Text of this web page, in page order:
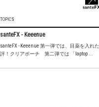
TOPICS
santeFX - Keeenue
santeFX - Keeenue 第一弾では、目薬を入
評！クリアポーチ 第二弾では 「laptop ...